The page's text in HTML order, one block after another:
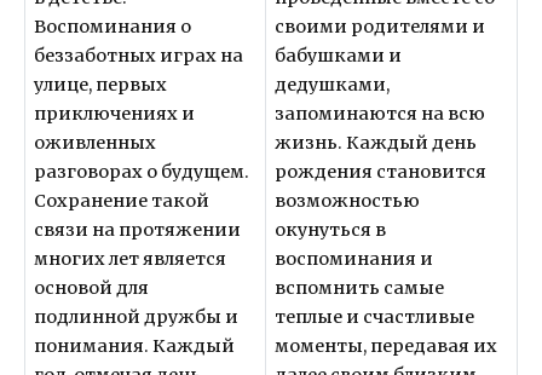
Воспоминания о
беззаботных играх на
улице, первых
приключениях и
оживленных
разговорах о будущем.
Сохранение такой
связи на протяжении
многих лет является
основой для
подлинной дружбы и
понимания. Каждый
своими родителями и
бабушками и
дедушками,
запоминаются на всю
жизнь. Каждый день
рождения становится
возможностью
окунуться в
воспоминания и
вспомнить самые
теплые и счастливые
моменты, передавая их